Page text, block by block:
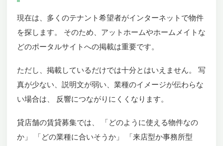
現在は、多くのテナント希望者がインターネットで物件
を探します。 そのため、アットホームやホームメイトな
どのポータルサイトへの掲載は重要です。
ただし、掲載しているだけでは十分とはいえません。 写
真が少ない、説明文が弱い、業種のイメージが伝わらな
い場合は、 反響につながりにくくなります。
貸店舗の賃貸募集では、 「どのように使える物件なの
か」 「どの業種に合いそうか」 「来店型か事務所型